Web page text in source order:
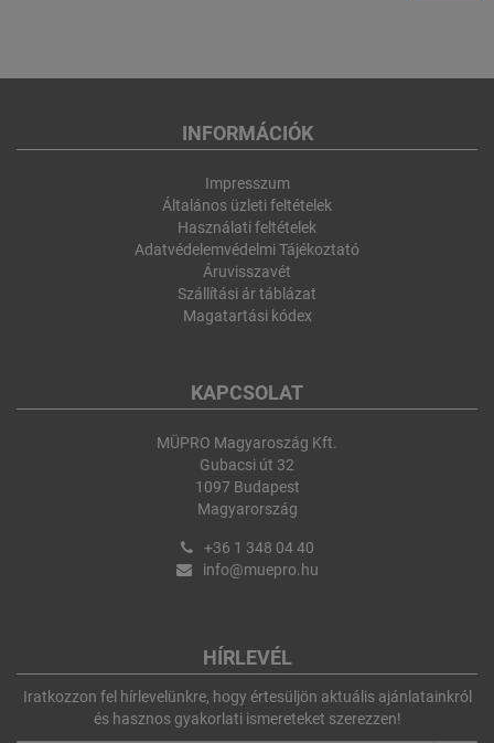
INFORMÁCIÓK
Impresszum
Általános üzleti feltételek
Használati feltételek
Adatvédelemvédelmi Tájékoztató
Áruvisszavét
Szállítási ár táblázat
Magatartási kódex
KAPCSOLAT
MÜPRO Magyaroszág Kft.
Gubacsi út 32
1097 Budapest
Magyarország
+36 1 348 04 40
info@muepro.hu
HÍRLEVÉL
Iratkozzon fel hírlevelünkre, hogy értesüljön aktuális ajánlatainkról
és hasznos gyakorlati ismereteket szerezzen!